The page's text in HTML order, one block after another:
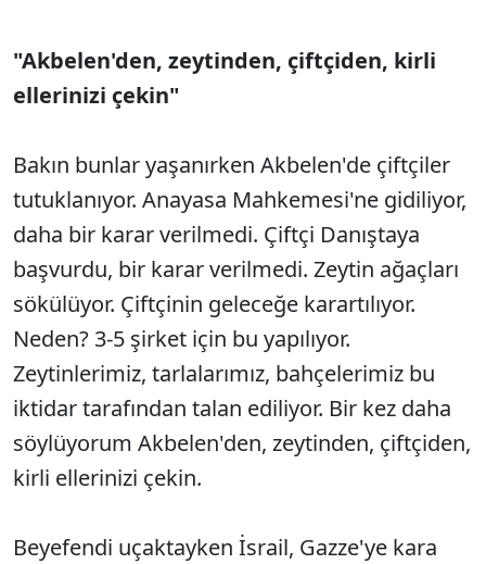
"Akbelen'den, zeytinden, çiftçiden, kirli
ellerinizi çekin"
Bakın bunlar yaşanırken Akbelen'de çiftçiler
tutuklanıyor. Anayasa Mahkemesi'ne gidiliyor,
daha bir karar verilmedi. Çiftçi Danıştaya
başvurdu, bir karar verilmedi. Zeytin ağaçları
sökülüyor. Çiftçinin geleceğe karartılıyor.
Neden? 3-5 şirket için bu yapılıyor.
Zeytinlerimiz, tarlalarımız, bahçelerimiz bu
iktidar tarafından talan ediliyor. Bir kez daha
söylüyorum Akbelen'den, zeytinden, çiftçiden,
kirli ellerinizi çekin.
Beyefendi uçaktayken İsrail, Gazze'ye kara